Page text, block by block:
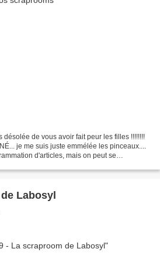
de vous avoir fait peur les filles !!!!!!!!
je me suis juste emmélée les pinceaux....
d'articles, mais on peut se
Labosyl